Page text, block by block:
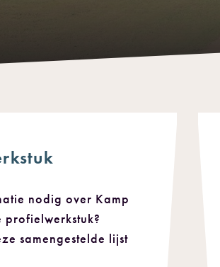
nodig over Kamp
samengestelde lijst